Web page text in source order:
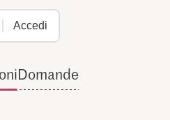
Accedi
Domande